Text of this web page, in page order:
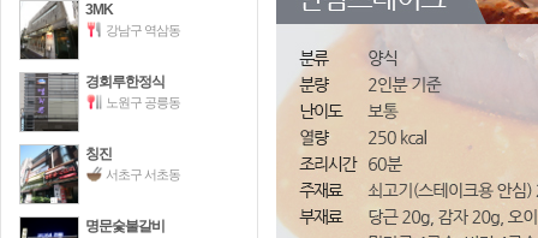
3MK
강남구 역삼동
경회루한정식
노원구 공릉동
칭진
서초구 서초동
명문숯불갈비